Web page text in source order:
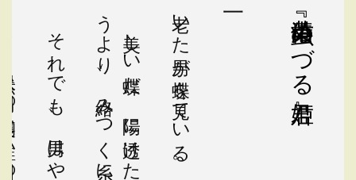
黄港佑『虫めづる姫君』
老いた男が蝶を見ている。
美しい蝶だ。陽に透けた
薄玻璃
の胸裏に